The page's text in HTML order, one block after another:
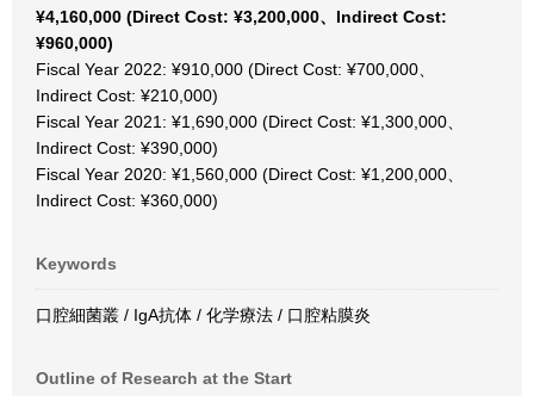
¥4,160,000 (Direct Cost: ¥3,200,000、Indirect Cost:
¥960,000)
Fiscal Year 2022: ¥910,000 (Direct Cost: ¥700,000、
Indirect Cost: ¥210,000)
Fiscal Year 2021: ¥1,690,000 (Direct Cost: ¥1,300,000、
Indirect Cost: ¥390,000)
Fiscal Year 2020: ¥1,560,000 (Direct Cost: ¥1,200,000、
Indirect Cost: ¥360,000)
Keywords
口腔細菌叢 / IgA抗体 / 化学療法 / 口腔粘膜炎
Outline of Research at the Start